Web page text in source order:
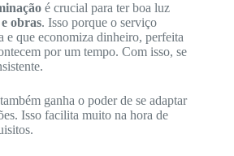
é crucial para ter boa luz
obras. Isso porque o serviço
e que economiza dinheiro, perfeita
por um tempo. Com isso, se
ganha o poder de se adaptar
Isso facilita muito na hora de